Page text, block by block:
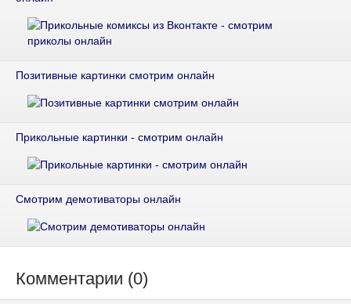
Позитивные картинки смотрим онлайн
Прикольные картинки - смотрим онлайн
Смотрим демотиваторы онлайн
Комментарии (0)